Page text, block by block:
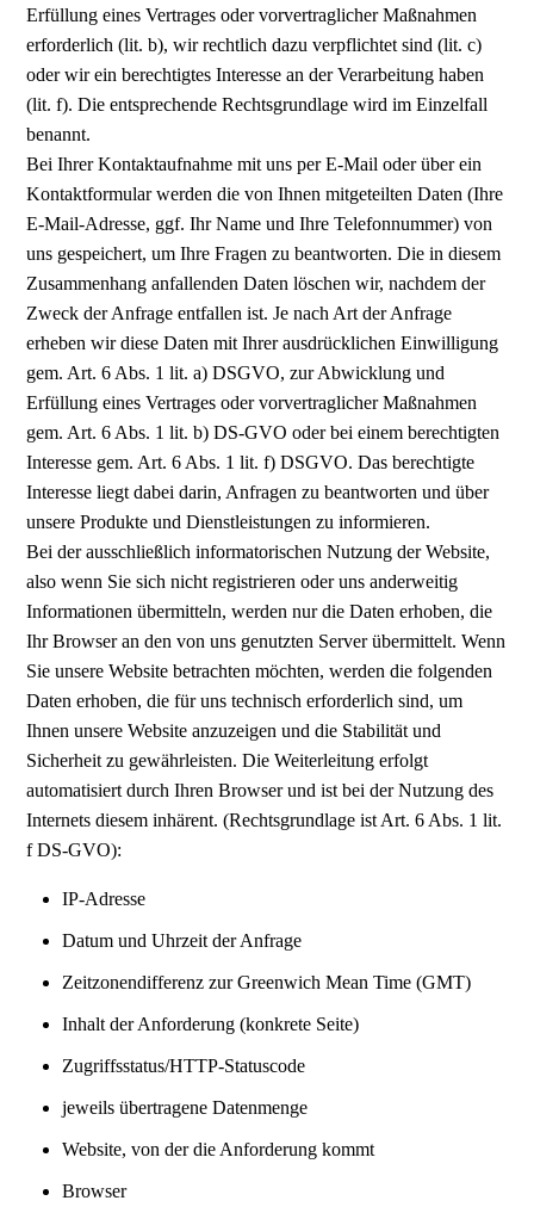
Erfüllung eines Vertrages oder vorvertraglicher Maßnahmen
erforderlich (lit. b), wir rechtlich dazu verpflichtet sind (lit. c)
oder wir ein berechtigtes Interesse an der Verarbeitung haben
(lit. f). Die entsprechende Rechtsgrundlage wird im Einzelfall
benannt.
Bei Ihrer Kontaktaufnahme mit uns per E-Mail oder über ein
Kontaktformular werden die von Ihnen mitgeteilten Daten (Ihre
E-Mail-Adresse, ggf. Ihr Name und Ihre Telefonnummer) von
uns gespeichert, um Ihre Fragen zu beantworten. Die in diesem
Zusammenhang anfallenden Daten löschen wir, nachdem der
Zweck der Anfrage entfallen ist. Je nach Art der Anfrage
erheben wir diese Daten mit Ihrer ausdrücklichen Einwilligung
gem. Art. 6 Abs. 1 lit. a) DSGVO, zur Abwicklung und
Erfüllung eines Vertrages oder vorvertraglicher Maßnahmen
gem. Art. 6 Abs. 1 lit. b) DS-GVO oder bei einem berechtigten
Interesse gem. Art. 6 Abs. 1 lit. f) DSGVO. Das berechtigte
Interesse liegt dabei darin, Anfragen zu beantworten und über
unsere Produkte und Dienstleistungen zu informieren.
Bei der ausschließlich informatorischen Nutzung der Website,
also wenn Sie sich nicht registrieren oder uns anderweitig
Informationen übermitteln, werden nur die Daten erhoben, die
Ihr Browser an den von uns genutzten Server übermittelt. Wenn
Sie unsere Website betrachten möchten, werden die folgenden
Daten erhoben, die für uns technisch erforderlich sind, um
Ihnen unsere Website anzuzeigen und die Stabilität und
Sicherheit zu gewährleisten. Die Weiterleitung erfolgt
automatisiert durch Ihren Browser und ist bei der Nutzung des
Internets diesem inhärent. (Rechtsgrundlage ist Art. 6 Abs. 1 lit.
f DS-GVO):
IP-Adresse
Datum und Uhrzeit der Anfrage
Zeitzonendifferenz zur Greenwich Mean Time (GMT)
Inhalt der Anforderung (konkrete Seite)
Zugriffsstatus/HTTP-Statuscode
jeweils übertragene Datenmenge
Website, von der die Anforderung kommt
Browser